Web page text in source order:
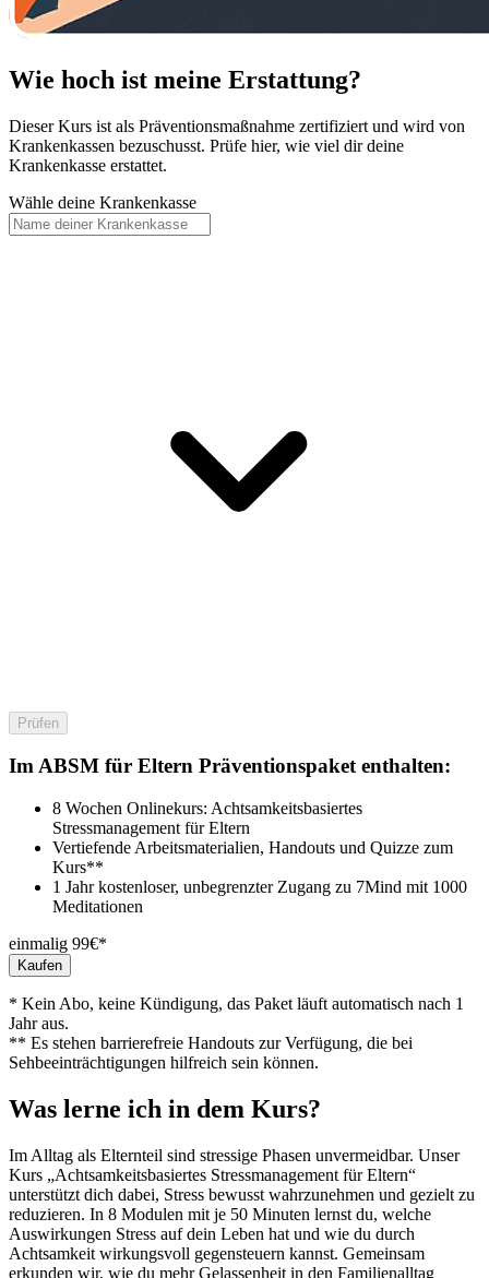
Wie hoch ist meine Erstattung?
Dieser Kurs ist als Präventionsmaßnahme zertifiziert und wird von
Krankenkassen bezuschusst. Prüfe hier, wie viel dir deine
Krankenkasse erstattet.
Wähle deine Krankenkasse
Prüfen
Im ABSM für Eltern Präventionspaket enthalten:
8 Wochen Onlinekurs: Achtsamkeitsbasiertes
Stressmanagement für Eltern
Vertiefende Arbeitsmaterialien, Handouts und Quizze zum
Kurs**
1 Jahr kostenloser, unbegrenzter Zugang zu 7Mind mit 1000
Meditationen
einmalig 99€*
Kaufen
* Kein Abo, keine Kündigung, das Paket läuft automatisch nach 1
Jahr aus.
** Es stehen barrierefreie Handouts zur Verfügung, die bei
Sehbeeinträchtigungen hilfreich sein können.
Was lerne ich in dem Kurs?
Im Alltag als Elternteil sind stressige Phasen unvermeidbar. Unser
Kurs „Achtsamkeitsbasiertes Stressmanagement für Eltern“
unterstützt dich dabei, Stress bewusst wahrzunehmen und gezielt zu
reduzieren. In 8 Modulen mit je 50 Minuten lernst du, welche
Auswirkungen Stress auf dein Leben hat und wie du durch
Achtsamkeit wirkungsvoll gegensteuern kannst. Gemeinsam
erkunden wir, wie du mehr Gelassenheit in den Familienalltag